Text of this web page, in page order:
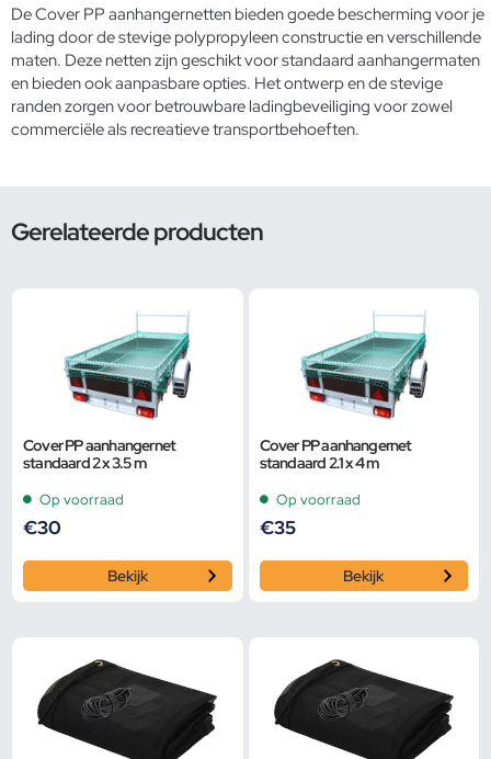
De Cover PP aanhangernetten bieden goede bescherming voor je
lading door de stevige polypropyleen constructie en verschillende
maten. Deze netten zijn geschikt voor standaard aanhangermaten
en bieden ook aanpasbare opties. Het ontwerp en de stevige
randen zorgen voor betrouwbare ladingbeveiliging voor zowel
commerciële als recreatieve transportbehoeften.
Gerelateerde producten
Cover PP aanhangernet
standaard 2 x 3.5 m
Op voorraad
€30
Bekijk
Cover PP aanhangernet
standaard 2.1 x 4 m
Op voorraad
€35
Bekijk